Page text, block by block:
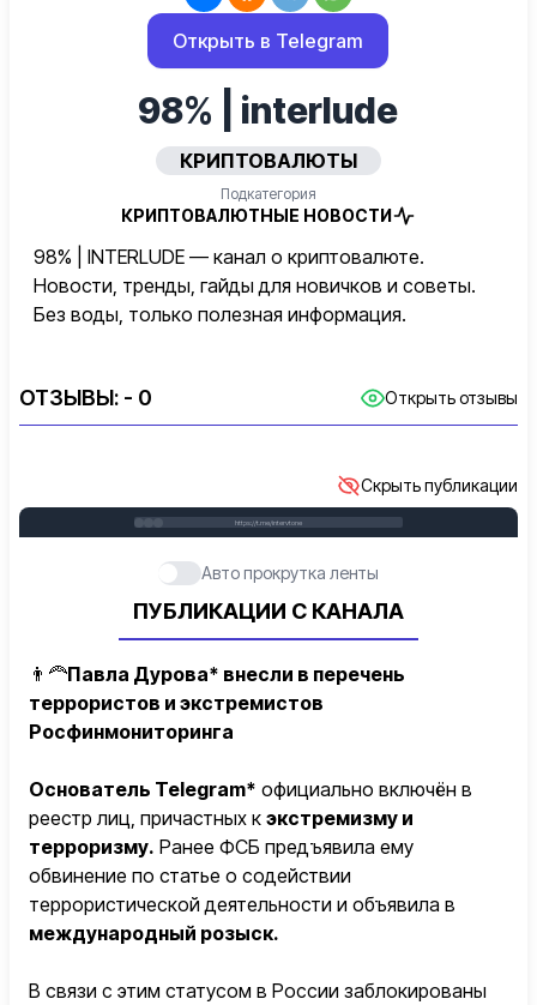
Открыть в Telegram
98% | interlude
КРИПТОВАЛЮТЫ
Подкатегория
КРИПТОВАЛЮТНЫЕ НОВОСТИ
98% | INTERLUDE — канал о криптовалюте.
Новости, тренды, гайды для новичков и советы.
Без воды, только полезная информация.
ОТЗЫВЫ: - 0 Открыть отзывы
Скрыть публикации
https://t.me/intervtone
Авто прокрутка ленты
ПУБЛИКАЦИИ С КАНАЛА
👨‍🦰Павла Дурова* внесли в перечень
террористов и экстремистов
Росфинмониторинга
Основатель Telegram* официально включён в
реестр лиц, причастных к экстремизму и
терроризму. Ранее ФСБ предъявила ему
обвинение по статье о содействии
террористической деятельности и объявила в
международный розыск.
В связи с этим статусом в России заблокированы